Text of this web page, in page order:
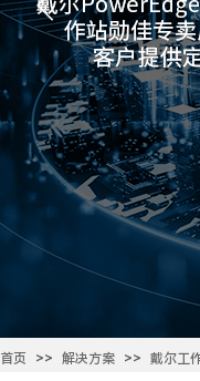
首页 >> 解决方案 >> 戴尔工